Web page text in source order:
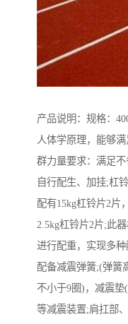
产品说明：规格：
人体学原理，能够
群力量要求：满足
自行配生、加挂;杠
配有15kg杠铃片2片
2.5kg杠铃片2片;此
进行配重，实现多
配备减震弹簧;(弹簧
不小于9圈)，减震垫
等减震装置;肩扛部